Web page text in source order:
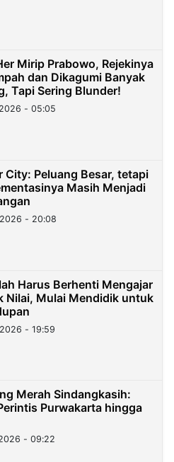
Mirip Prabowo, Rejekinya
dan Dikagumi Banyak
Tapi Sering Blunder!
- 05:05
City: Peluang Besar, tetapi
Masih Menjadi
- 20:08
Harus Berhenti Mengajar
Nilai, Mulai Mendidik untuk
- 19:59
Merah Sindangkasih:
Purwakarta hingga
- 09:22